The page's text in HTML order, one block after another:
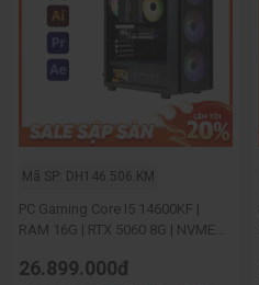
Mã SP: DH146.506.KM
PC Gaming Core I5 14600KF |
RAM 16G | RTX 5060 8G | NVME
26.899.000đ